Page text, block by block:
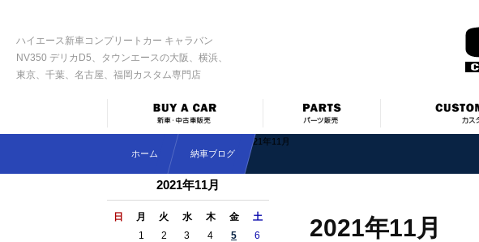
ハイエース新車コンプリートカー キャラバン
NV350 デリカD5、タウンエースの大阪、横浜、
東京、千葉、名古屋、福岡カスタム専門店
ホーム 納車ブログ
2021年11月
2021年11月
2021年11月
日 月 火 水 木 金 土
1 2 3 4 5
6